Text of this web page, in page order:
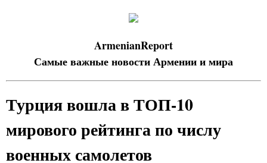
ArmenianReport
Самые важные новости Армении и мира
Турция вошла в ТОП-10
мирового рейтинга по числу
военных самолетов